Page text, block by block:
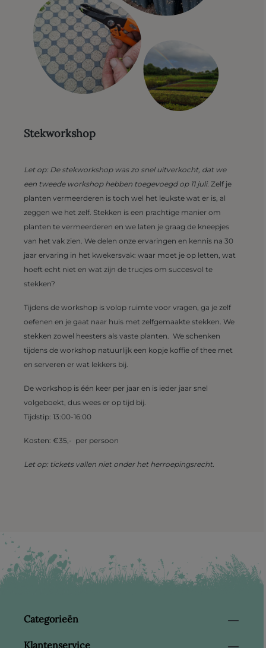
Stekworkshop
Let op: De stekworkshop was zo snel uitverkocht, dat we
een tweede workshop hebben toegevoegd op 11 juli. Zelf je
planten vermeerderen is toch wel het leukste wat er is, al
zeggen we het zelf. Stekken is een prachtige manier om
planten te vermeerderen en we laten je graag de kneepjes
van het vak zien. We delen onze ervaringen en kennis na 30
jaar ervaring in het kwekersvak: waar moet je op letten, wat
hoeft echt niet en wat zijn de trucjes om succesvol te
stekken?
Tijdens de workshop is volop ruimte voor vragen, ga je zelf
oefenen en je gaat naar huis met zelfgemaakte stekken. We
stekken zowel heesters als vaste planten. We schenken
tijdens de workshop natuurlijk een kopje koffie of thee met
en serveren er wat lekkers bij.
De workshop is één keer per jaar en is ieder jaar snel
volgeboekt, dus wees er op tijd bij.
Tijdstip: 13:00-16:00
Kosten: €35,- per persoon
Let op: tickets vallen niet onder het herroepingsrecht.
Categorieën
Klantenservice